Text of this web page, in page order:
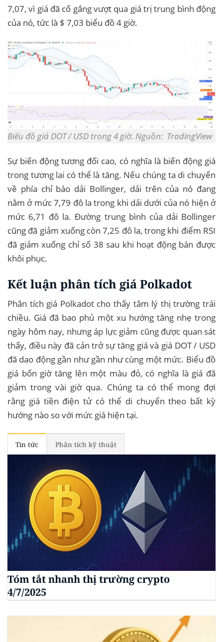
7,07, vì giá đã cố gắng vượt qua giá trị trung bình động
của nó, tức là $ 7,03 biểu đồ 4 giờ.
Biểu đồ giá DOT / USD trong 4 giờ. Nguồn: TradingView
Sự biến động tương đối cao, có nghĩa là biến động giá
trong tương lai có thể là tăng. Nếu chúng ta di chuyển
về phía chỉ báo dải Bollinger, dải trên của nó đang
nằm ở mức 7,79 đô la trong khi dải dưới của nó hiện ở
mức 6,71 đô la. Đường trung bình của dải Bollinger
cũng đã giảm xuống còn 7,25 đô la, trong khi điểm RSI
đã giảm xuống chỉ số 38 sau khi hoạt động bán được
khôi phục.
Kết luận phân tích giá Polkadot
Phân tích giá Polkadot cho thấy tâm lý thị trường trái
chiều. Giá đã bao phủ một xu hướng tăng nhẹ trong
ngày hôm nay, nhưng áp lực giảm cũng được quan sát
thấy, điều này đã cản trở sự tăng giá và giá DOT / USD
đã dao động gần như gần như cùng một mức. Biểu đồ
giá bốn giờ tăng lên một màu đỏ, có nghĩa là giá đã
giảm trong vài giờ qua. Chúng ta có thể mong đợi
rằng giá tiền điện tử có thể di chuyển theo bất kỳ
hướng nào so với mức giá hiện tại.
Tin tức Phân tích kỹ thuật
Tóm tắt nhanh thị trường crypto
4/7/2025